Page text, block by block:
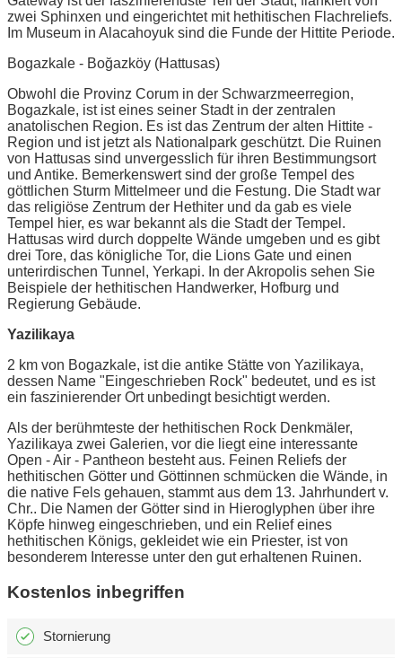
zwei Sphinxen und eingerichtet mit hethitischen Flachreliefs.
Im Museum in Alacahoyuk sind die Funde der Hittite Periode.
Bogazkale - Boğazköy (Hattusas)
Obwohl die Provinz Corum in der Schwarzmeerregion,
Bogazkale, ist ist eines seiner Stadt in der zentralen
anatolischen Region. Es ist das Zentrum der alten Hittite -
Region und ist jetzt als Nationalpark geschützt. Die Ruinen
von Hattusas sind unvergesslich für ihren Bestimmungsort
und Antike. Bemerkenswert sind der große Tempel des
göttlichen Sturm Mittelmeer und die Festung. Die Stadt war
das religiöse Zentrum der Hethiter und da gab es viele
Tempel hier, es war bekannt als die Stadt der Tempel.
Hattusas wird durch doppelte Wände umgeben und es gibt
drei Tore, das königliche Tor, die Lions Gate und einen
unterirdischen Tunnel, Yerkapi. In der Akropolis sehen Sie
Beispiele der hethitischen Handwerker, Hofburg und
Regierung Gebäude.
Yazilikaya
2 km von Bogazkale, ist die antike Stätte von Yazilikaya,
dessen Name "Eingeschrieben Rock" bedeutet, und es ist
ein faszinierender Ort unbedingt besichtigt werden.
Als der berühmteste der hethitischen Rock Denkmäler,
Yazilikaya zwei Galerien, vor die liegt eine interessante
Open - Air - Pantheon besteht aus. Feinen Reliefs der
hethitischen Götter und Göttinnen schmücken die Wände, in
die native Fels gehauen, stammt aus dem 13. Jahrhundert v.
Chr.. Die Namen der Götter sind in Hieroglyphen über ihre
Köpfe hinweg eingeschrieben, und ein Relief eines
hethitischen Königs, gekleidet wie ein Priester, ist von
besonderem Interesse unter den gut erhaltenen Ruinen.
Kostenlos inbegriffen
Stornierung